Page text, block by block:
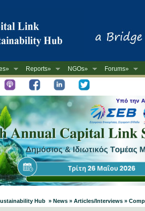
Reports» NGOs» Forums»
Hub » News » Articles/Interviews »